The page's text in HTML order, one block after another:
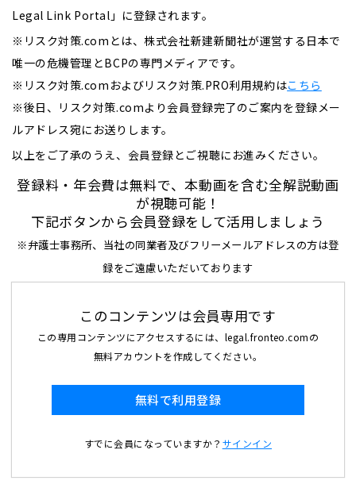
Legal Link Portal」に登録されます。
※リスク対策.comとは、株式会社新建新聞社が運営する日本で
唯一の危機管理とBCPの専門メディアです。
※リスク対策.comおよびリスク対策.PRO利用規約はこちら
※後日、リスク対策.comより会員登録完了のご案内を登録メー
ルアドレス宛にお送りします。
以上をご了承のうえ、会員登録とご視聴にお進みください。
登録料・年会費は無料で、本動画を含む全解説動画
が視聴可能！
下記ボタンから会員登録をして活用しましょう
※弁護士事務所、当社の同業者及びフリーメールアドレスの方は登
録をご遠慮いただいております
このコンテンツは会員専用です
この専用コンテンツにアクセスするには、legal.fronteo.comの
無料アカウントを作成してください。
無料で利用登録
すでに会員になっていますか？ サインイン